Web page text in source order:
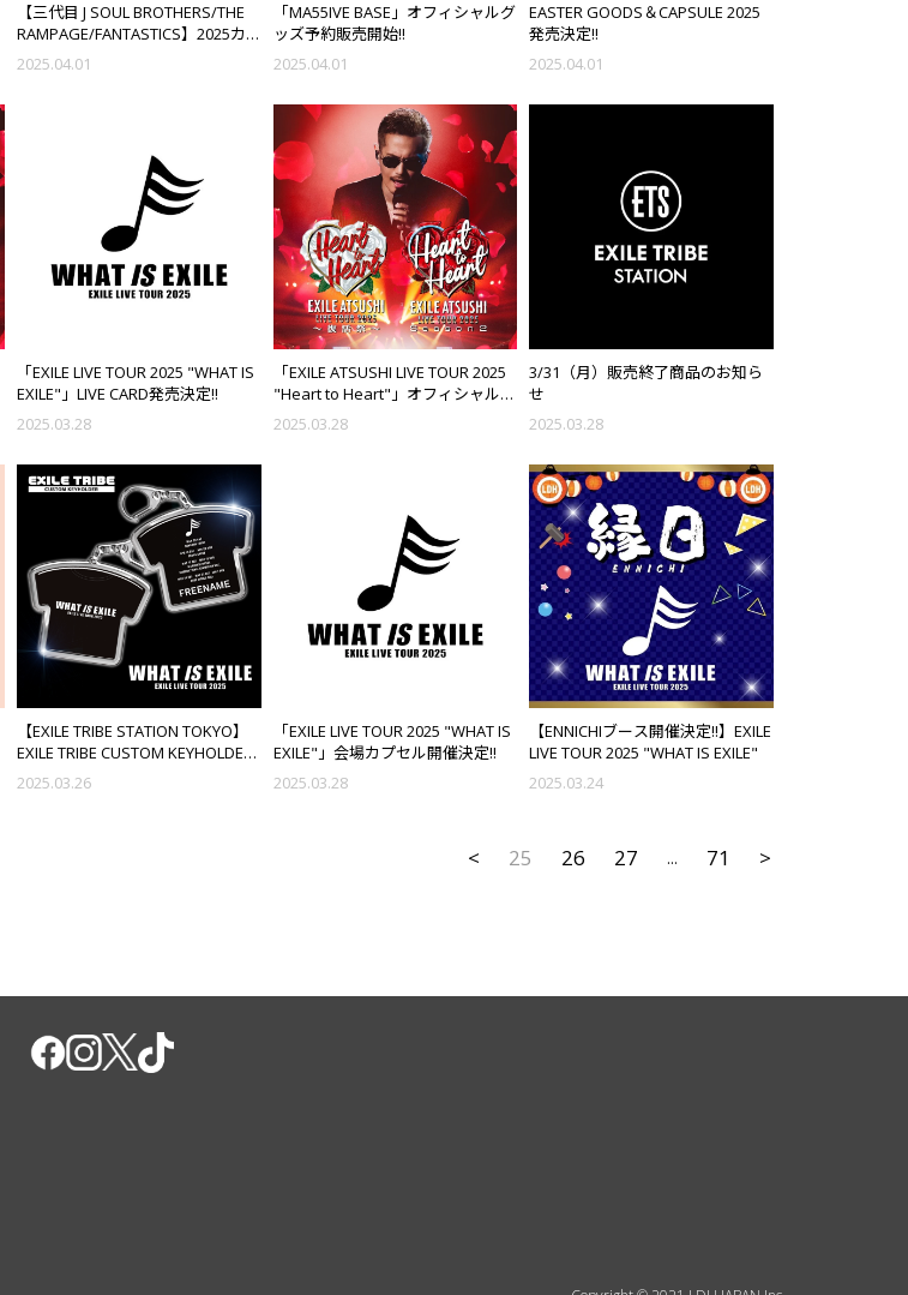
【三代目 J SOUL BROTHERS/THE
RAMPAGE/FANTASTICS】2025カ
レンダー オフィシャルグッズ受注
販売決定!!
2025.04.01
「MA55IVE BASE」オフィシャルグ
ッズ予約販売開始!!
2025.04.01
EASTER GOODS＆CAPSULE 2025
発売決定!!
2025.04.01
「EXILE LIVE TOUR 2025 "WHAT IS
EXILE"」LIVE CARD発売決定!!
2025.03.28
「EXILE ATSUSHI LIVE TOUR 2025
"Heart to Heart"」オフィシャルグ
ッズ EXILE OFFICIAL FAN CLUB先行
販売START!!
2025.03.28
3/31（月）販売終了商品のお知ら
せ
2025.03.28
【EXILE TRIBE STATION TOKYO】
EXILE TRIBE CUSTOM KEYHOLDER
EXILE LIVE TOUR 2025 "WHAT IS
EXILE" DESIGN販売決定!!
2025.03.26
「EXILE LIVE TOUR 2025 "WHAT IS
EXILE"」会場カプセル開催決定!!
2025.03.28
【ENNICHIブース開催決定!!】EXILE
LIVE TOUR 2025 "WHAT IS EXILE"
2025.03.24
< 25 26 27 ... 71 >